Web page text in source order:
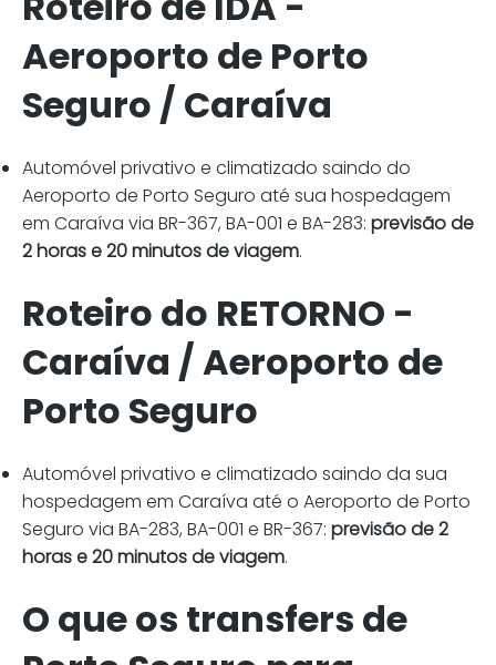
Aeroporto de Porto
Seguro / Caraíva
Automóvel privativo e climatizado saindo do
Aeroporto de Porto Seguro até sua hospedagem
em Caraíva via BR-367, BA-001 e BA-283: previsão de
2 horas e 20 minutos de viagem.
Roteiro do RETORNO -
Caraíva / Aeroporto de
Porto Seguro
Automóvel privativo e climatizado saindo da sua
hospedagem em Caraíva até o Aeroporto de Porto
Seguro via BA-283, BA-001 e BR-367: previsão de 2
horas e 20 minutos de viagem.
O que os transfers de